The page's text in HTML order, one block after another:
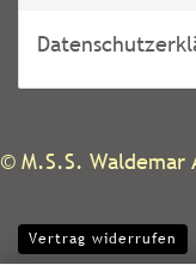
© M.S.S. Waldemar
Vertrag widerrufen